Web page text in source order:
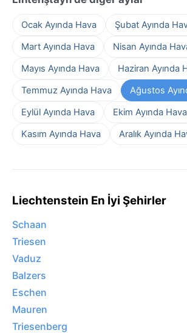
Ocak Ayında Hava
Şubat Ayında
Mart Ayında Hava
Nisan Ayında
Mayıs Ayında Hava
Haziran Ayında
Temmuz Ayında Hava
Ağustos
Eylül Ayında Hava
Ekim Ayında Hava
Kasım Ayında Hava
Aralık Ayında
Liechtenstein En İyi Şehirler
Schaan
Triesen
Vaduz
Balzers
Eschen
Mauren
Triesenberg